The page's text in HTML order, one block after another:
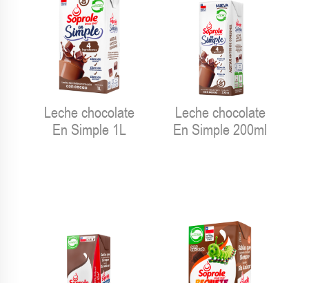
Leche chocolate
En Simple 1L
Leche chocolate
En Simple 200ml